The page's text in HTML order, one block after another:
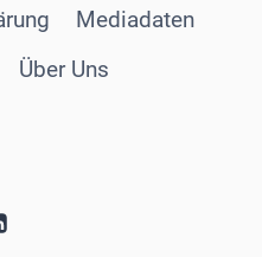
Mediadaten
Über Uns